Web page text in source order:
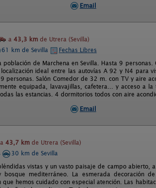
Email
a 43,3 km de Utrera (Sevilla)
61 km de Sevilla
Fechas Libres
población de Marchena en Sevilla. Hasta 9
ideal entre las autovías A 92 y N4 para
Salón Comedor de 32 m. con TV y aire
equipada, lavavajillas, cafetera... y acceso a
las estancias. 4 dormitorios todos con aire
Email
a 43,7 km de Utrera (Sevilla)
30 km de Sevilla
vistas y un vasto paisaje de campo abierto,
bosque mediterráneo. La esmerada decoración
hemos cuidado con especial atención. Las